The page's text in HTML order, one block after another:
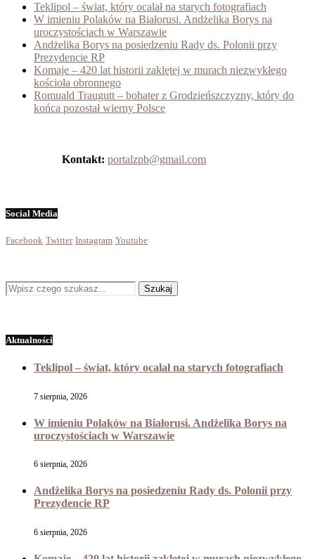
Teklipol – świat, który ocalał na starych fotografiach
W imieniu Polaków na Białorusi. Andżelika Borys na
uroczystościach w Warszawie
Andżelika Borys na posiedzeniu Rady ds. Polonii przy
Prezydencie RP
Komaje – 420 lat historii zaklętej w murach niezwykłego
kościoła obronnego
Romuald Traugutt – bohater z Grodzieńszczyzny, który do
końca pozostał wierny Polsce
Kontakt: portalzpb@gmail.com
Social Media
Facebook Twitter Instagram Youtube
Aktualności
Teklipol – świat, który ocalał na starych fotografiach
7 sierpnia, 2026
W imieniu Polaków na Białorusi. Andżelika Borys na
uroczystościach w Warszawie
6 sierpnia, 2026
Andżelika Borys na posiedzeniu Rady ds. Polonii przy
Prezydencie RP
6 sierpnia, 2026